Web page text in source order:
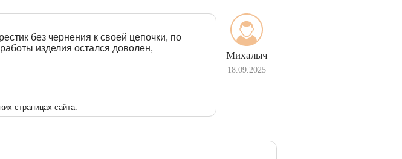
Михалыч
18.09.2025
без чернения к своей цепочки, по
изделия остался доволен,
страницах сайта.